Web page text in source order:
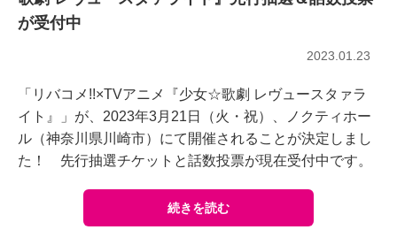
が受付中
2023.01.23
「リバコメ!!×TVアニメ『少女☆歌劇 レヴュースタァラ
イト』」が、2023年3月21日（火・祝）、ノクティホー
ル（神奈川県川崎市）にて開催されることが決定しまし
た！ 先行抽選チケットと話数投票が現在受付中です。
続きを読む